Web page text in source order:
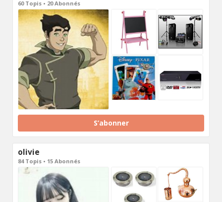
60 Topis • 20 Abonnés
S’abonner
olivie
84 Topis • 15 Abonnés